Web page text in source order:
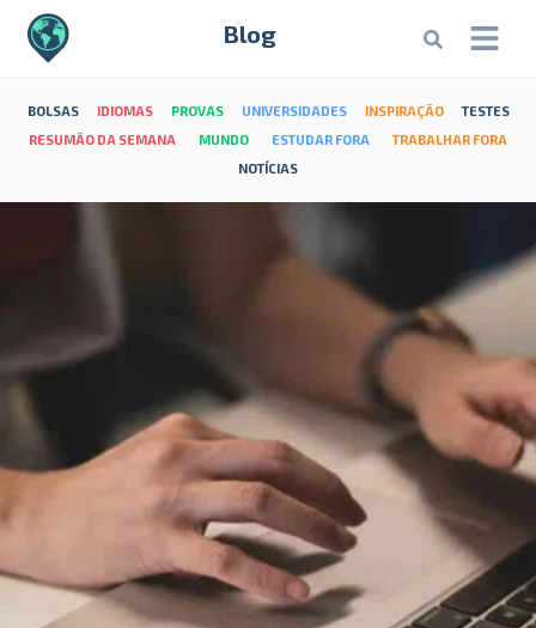
Blog
BOLSAS IDIOMAS PROVAS UNIVERSIDADES INSPIRAÇÃO
TESTES
RESUMÃO DA SEMANA
MUNDO ESTUDAR FORA
TRABALHAR FORA
NOTÍCIAS